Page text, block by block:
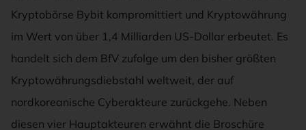
Kryptobörse Bybit kompromittiert und Kryptowährung
im Wert von über 1,4 Milliarden US-Dollar erbeutet. Es
handelt sich dem BfV zufolge um den bisher größten
Kryptowährungsdiebstahl weltweit, der auf
nordkoreanische Cyberakteure zurückgehe. Neben
diesen vier Hauptakteuren erwähnt die Broschüre